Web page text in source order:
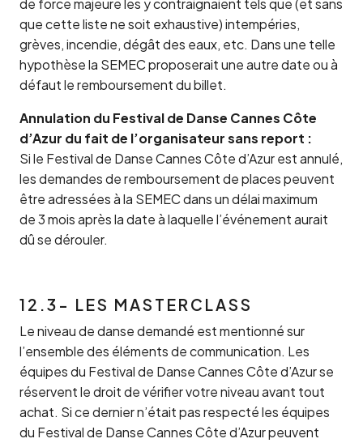
de force majeure les y contraignaient tels que (et sans
que cette liste ne soit exhaustive) intempéries,
grèves, incendie, dégât des eaux, etc. Dans une telle
hypothèse la SEMEC proposerait une autre date ou à
défaut le remboursement du billet.
Annulation du Festival de Danse Cannes Côte
d’Azur du fait de l’organisateur sans report :
Si le Festival de Danse Cannes Côte d’Azur est annulé,
les demandes de remboursement de places peuvent
être adressées à la SEMEC dans un délai maximum
de 3 mois après la date à laquelle l’événement aurait
dû se dérouler.
12.3- LES MASTERCLASS
Le niveau de danse demandé est mentionné sur
l’ensemble des éléments de communication. Les
équipes du Festival de Danse Cannes Côte d’Azur se
réservent le droit de vérifier votre niveau avant tout
achat. Si ce dernier n’était pas respecté les équipes
du Festival de Danse Cannes Côte d’Azur peuvent